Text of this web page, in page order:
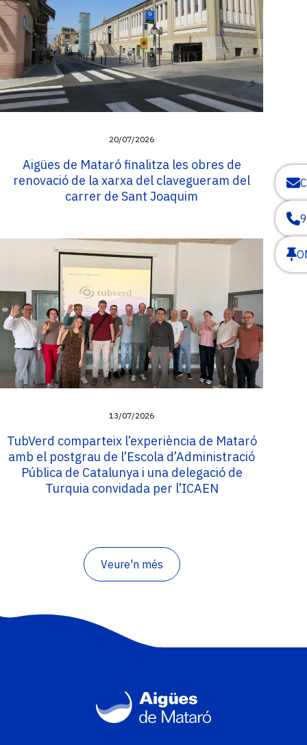
20/07/2026
Aigües de Mataró finalitza les obres de
renovació de la xarxa del clavegueram del
carrer de Sant Joaquim
13/07/2026
TubVerd comparteix l’experiència de Mataró
amb el postgrau de l’Escola d’Administració
Pública de Catalunya i una delegació de
Turquia convidada per l’ICAEN
Veure'n més
Imatge